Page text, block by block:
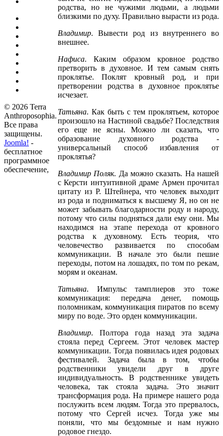
родства, но не чужими людьми, а людьми
близкими по духу. Правильно вырасти из рода.
Владимир. Вывести род из внутреннего во
внешнее.
Нафиса. Каким образом кровное родство
претворить в духовное. И тем самым снять
проклятье. Поклят кровный род, и при
претворении родства в духовное проклятье
исчезает.
Татьяна. Как быть с тем проклятьем, которое
произошло на Настиной свадьбе? Последствия
его еще не ясны. Можно ли сказать, что
образование духовного родства -
универсальный способ избавления от
проклятья?
Владимир Поляк. Да можно сказать. На нашей
с Керсти интуитивной драме Армен прочитал
цитату из Р. Штейнера, что человек выходит
из рода и подниматься к высшему Я, но он не
может забывать благодарности роду и народу,
потому что силы подняться дали ему они. Мы
находимся на этапе перехода от кровного
родства к духовному. Есть теория, что
человечество развивается по способам
коммуникации. В начале это были пешие
переходы, потом на лошадях, по том по рекам,
морям и океанам.
Татьяна. Импульс тамплиеров это тоже
коммуникация: передача денег, помощь
поломникам, коммуникация пиратов по всему
миру по воде. Это орден коммуникации.
Владимир. Полтора года назад эта задача
стояла перед Сергеем. Этот человек мастер
коммуникации. Тогда появилась идея родовых
фестивалей. Задача была в том, чтобы
родственники увидели друг в друге
индивидуальность. В родственнике увидеть
человека, так стояла задача. Это значит
трансформация рода. На примере нашего рода
послужить всем людям. Тогда это прервалось,
потому что Сергей исчез. Тогда уже мы
поняли, что мы бездомные и нам нужно
родовое гнездо.
© 2026 Terra
Anthroposophia.
Все права
защищены.
Joomla! -
бесплатное
программное
обеспечение,